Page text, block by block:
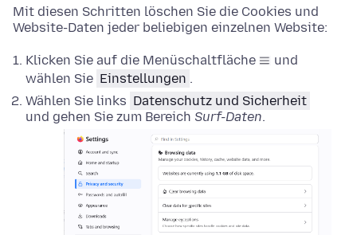
Mit diesen Schritten löschen Sie die Cookies und
Website-Daten jeder beliebigen einzelnen Website:
Klicken Sie auf die Menüschaltfläche
und
wählen Sie Einstellungen .
Wählen Sie links Datenschutz und Sicherheit
und gehen Sie zum Bereich Surf-Daten.